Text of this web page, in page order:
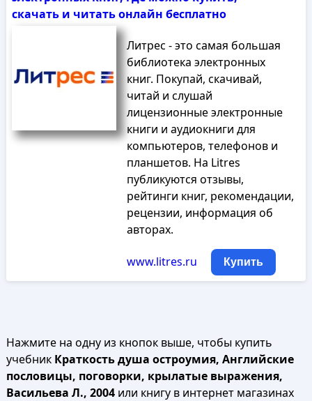
скачать и читать онлайн бесплатно
Литрес - это самая большая
библиотека электронных
книг. Покупай, скачивай,
читай и слушай
лицензионные электронные
книги и аудиокниги для
компьютеров, телефонов и
планшетов. На Litres
публикуются отзывы,
рейтинги книг, рекомендации,
рецензии, информация об
авторах.
www.litres.ru Купить
Нажмите на одну из кнопок выше, чтобы купить
учебник Краткость душа остроумия, Английские
пословицы, поговорки, крылатые выражения,
Васильева Л., 2004или книгу в интернет магазинах